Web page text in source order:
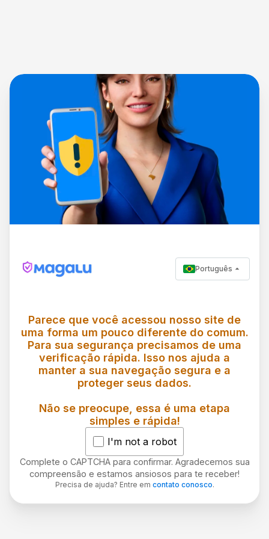
Português
Parece que você acessou nosso site de
uma forma um pouco diferente do comum.
Para sua segurança precisamos de uma
verificação rápida. Isso nos ajuda a
manter a sua navegação segura e a
proteger seus dados.
Não se preocupe, essa é uma etapa
simples e rápida!
I'm not a robot
Complete o CAPTCHA para confirmar. Agradecemos sua
compreensão e estamos ansiosos para te receber!
Precisa de ajuda? Entre em contato conosco.